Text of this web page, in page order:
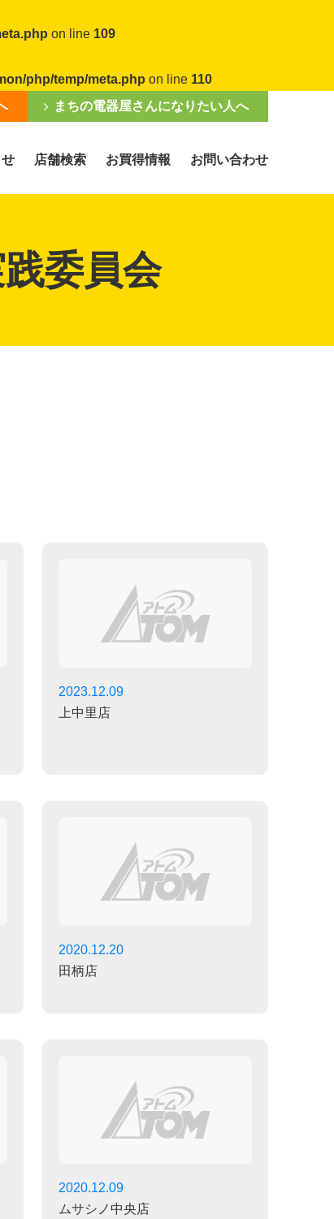
on line 109
php/temp/meta.php on line 110
店舗検索 お買得情報 お問い合わせ
まちの電器屋さんになりたい人へ
委員会
2023.12.09
上中里店
2020.12.20
田柄店
2020.12.09
ムサシノ中央店